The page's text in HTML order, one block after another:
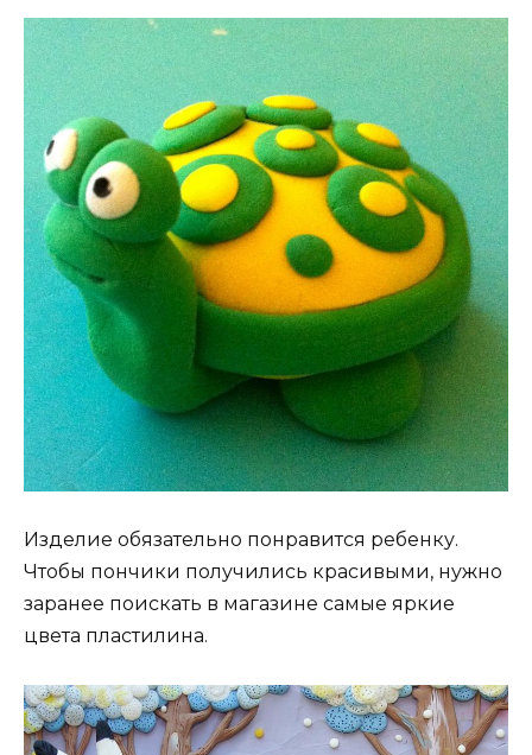
Изделие обязательно понравится ребенку.
Чтобы пончики получились красивыми, нужно
заранее поискать в магазине самые яркие
цвета пластилина.